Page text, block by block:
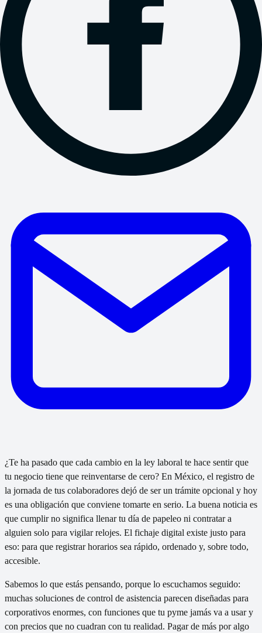
¿Te ha pasado que cada cambio en la ley laboral te hace sentir que
tu negocio tiene que reinventarse de cero? En México, el registro de
la jornada de tus colaboradores dejó de ser un trámite opcional y hoy
es una obligación que conviene tomarte en serio. La buena noticia es
que cumplir no significa llenar tu día de papeleo ni contratar a
alguien solo para vigilar relojes. El fichaje digital existe justo para
eso: para que registrar horarios sea rápido, ordenado y, sobre todo,
accesible.
Sabemos lo que estás pensando, porque lo escuchamos seguido:
muchas soluciones de control de asistencia parecen diseñadas para
corporativos enormes, con funciones que tu pyme jamás va a usar y
con precios que no cuadran con tu realidad. Pagar de más por algo